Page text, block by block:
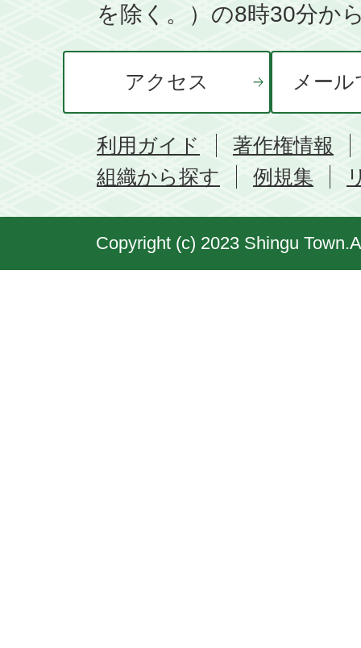
を除く。）の8時30分か
アクセス メー
利用ガイド
著作権情報
組織から探す
例規集
Copyright (c) 2023 Shingu